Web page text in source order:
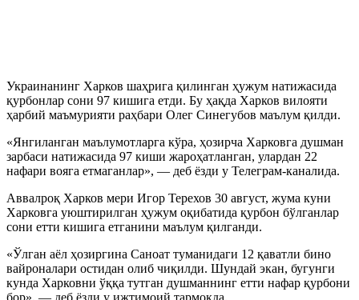
Украинанинг Харков шаҳрига қилинган ҳужум натижасида
қурбонлар сони 97 кишига етди. Бу ҳақда Харков вилояти
ҳарбий маъмурияти раҳбари Олег Синегубов маълум қилди.
«Янгиланган маълумотларга кўра, ҳозирча Харковга душман
зарбаси натижасида 97 киши жароҳатланган, улардан 22
нафари вояга етмаганлар», — деб ёзди у Телеграм-каналида.
Аввалроқ Харков мери Игор Терехов 30 август, жума куни
Харковга уюштирилган ҳужум оқибатида қурбон бўлганлар
сони етти кишига етганини маълум қилганди.
«Ўлган аёл ҳозиргина Саноат туманидаги 12 қаватли бино
вайроналари остидан олиб чиқилди. Шундай экан, бугунги
кунда Харковни ўққа тутган душманнинг етти нафар қурбони
бор», — деб ёзди у ижтимоий тармоқда.